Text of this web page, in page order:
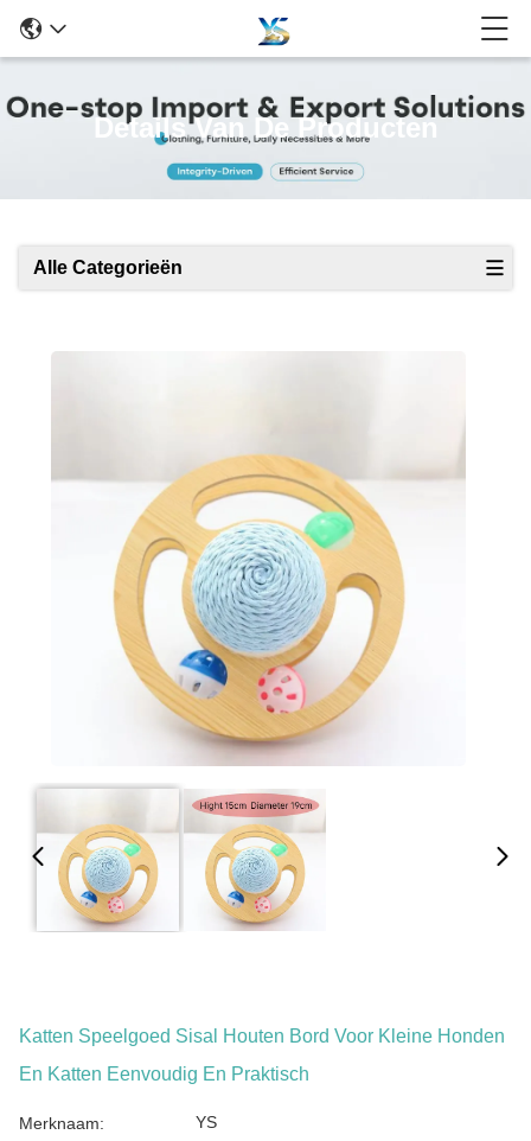
Details Van De Producten
Alle Categorieën
Katten Speelgoed Sisal Houten Bord Voor Kleine Honden
En Katten Eenvoudig En Praktisch
Merknaam: YS